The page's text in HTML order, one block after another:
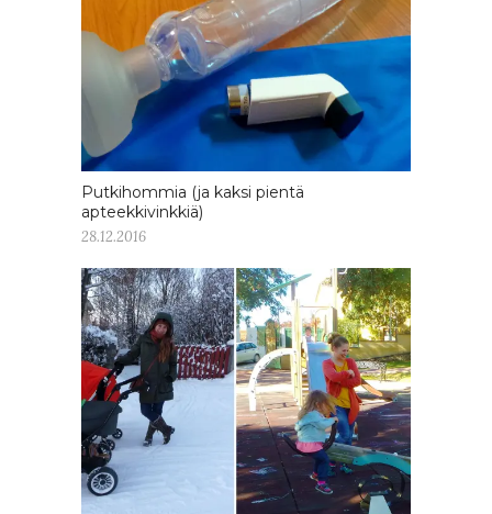
Putkihommia (ja kaksi pientä
apteekkivinkkiä)
28.12.2016